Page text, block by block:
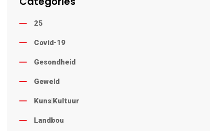
25
Covid-19
Gesondheid
Geweld
Kuns|Kultuur
Landbou